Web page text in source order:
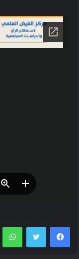
فيسبوك